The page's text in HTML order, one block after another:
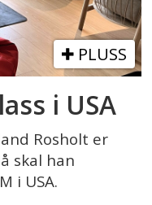
PLUSS
i USA
Rosholt er
skal han
i USA.